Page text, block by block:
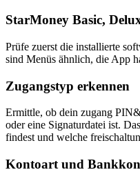
StarMoney Basic,
Prüfe zuerst die installierte
sind Menüs ähnlich, die App
Zugangstyp erkennen
Ermittle, ob dein zugang
oder eine Signaturdatei ist.
findest und welche
Kontoart und